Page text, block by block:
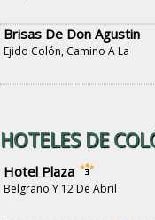
Brisas De Don Agustin
Ejido Colón, Camino A La
HOTELES DE
Hotel Plaza
Belgrano Y 12 De Abril